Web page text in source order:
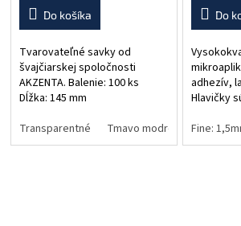
Do košíka
Tvarovateľné savky od
švajčiarskej spoločnosti
AKZENTA. Balenie: 100 ks
Dĺžka: 145 mm
Transparentné
Tmavo modré Fuchsia
Do
adhezív,
Hlavičky
do
Výrobca:
Fine: